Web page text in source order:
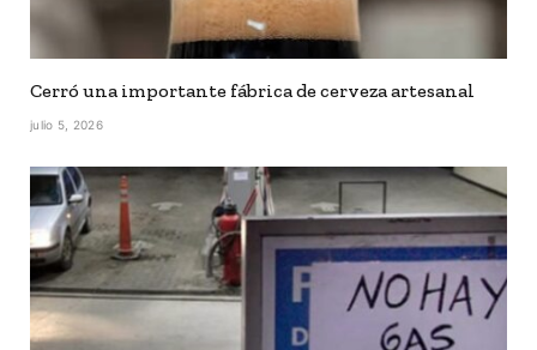
Cerró una importante fábrica de cerveza artesanal
julio 5, 2026